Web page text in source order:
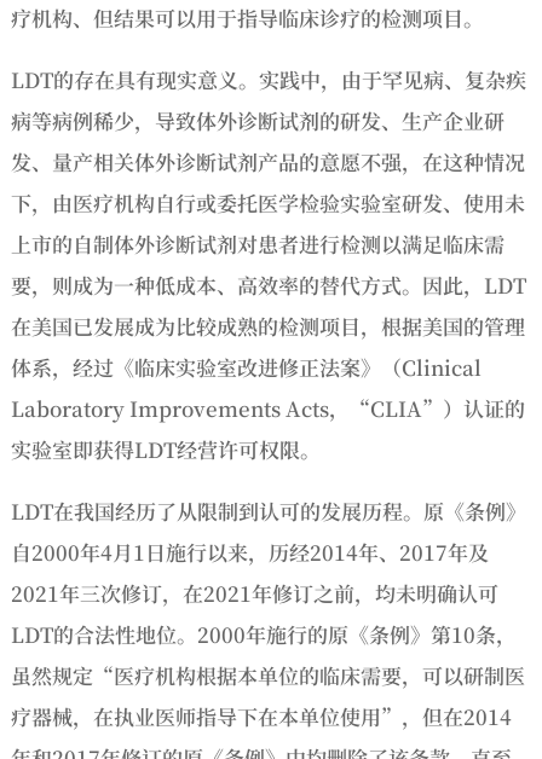
疗机构、但结果可以用于指导临床诊疗的检测项目。
LDT的存在具有现实意义。实践中，由于罕见病、复杂疾
病等病例稀少，导致体外诊断试剂的研发、生产企业研
发、量产相关体外诊断试剂产品的意愿不强，在这种情况
下，由医疗机构自行或委托医学检验实验室研发、使用未
上市的自制体外诊断试剂对患者进行检测以满足临床需
要，则成为一种低成本、高效率的替代方式。因此，LDT
在美国已发展成为比较成熟的检测项目，根据美国的管理
体系，经过《临床实验室改进修正法案》（Clinical
Laboratory Improvements Acts，“CLIA”）认证的
实验室即获得LDT经营许可权限。
LDT在我国经历了从限制到认可的发展历程。原《条例》
自2000年4月1日施行以来，历经2014年、2017年及
2021年三次修订，在2021年修订之前，均未明确认可
LDT的合法性地位。2000年施行的原《条例》第10条，
虽然规定“医疗机构根据本单位的临床需要，可以研制医
疗器械，在执业医师指导下在本单位使用”，但在2014